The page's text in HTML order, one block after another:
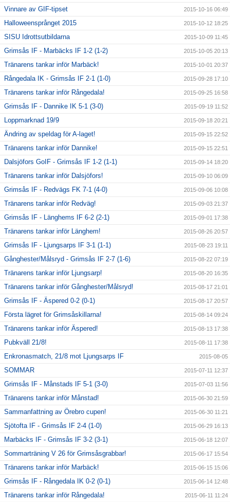
Vinnare av GIF-tipset 2015-10-16 06:49
Halloweensprånget 2015 2015-10-12 18:25
SISU Idrottsutbildarna 2015-10-09 11:45
Grimsås IF - Marbäcks IF 1-2 (1-2) 2015-10-05 20:13
Tränarens tankar inför Marbäck! 2015-10-01 20:37
Rångedala IK - Grimsås IF 2-1 (1-0) 2015-09-28 17:10
Tränarens tankar inför Rångedala! 2015-09-25 16:58
Grimsås IF - Dannike IK 5-1 (3-0) 2015-09-19 11:52
Loppmarknad 19/9 2015-09-18 20:21
Ändring av speldag för A-laget! 2015-09-15 22:52
Tränarens tankar inför Dannike! 2015-09-15 22:51
Dalsjöfors GoIF - Grimsås IF 1-2 (1-1) 2015-09-14 18:20
Tränarens tankar inför Dalsjöfors! 2015-09-10 06:09
Grimsås IF - Redvägs FK 7-1 (4-0) 2015-09-06 10:08
Tränarens tankar inför Redväg! 2015-09-03 21:37
Grimsås IF - Länghems IF 6-2 (2-1) 2015-09-01 17:38
Tränarens tankar inför Länghem! 2015-08-26 20:57
Grimsås IF - Ljungsarps IF 3-1 (1-1) 2015-08-23 19:11
Gånghester/Målsryd - Grimsås IF 2-7 (1-6) 2015-08-22 07:19
Tränarens tankar inför Ljungsarp! 2015-08-20 16:35
Tränarens tankar inför Gånghester/Målsryd! 2015-08-17 21:01
Grimsås IF - Äspered 0-2 (0-1) 2015-08-17 20:57
Första lägret för Grimsåskillarna! 2015-08-14 09:24
Tränarens tankar inför Äspered! 2015-08-13 17:38
Pubkväll 21/8! 2015-08-11 17:38
Enkronasmatch, 21/8 mot Ljungsarps IF 2015-08-05
SOMMAR 2015-07-11 12:37
Grimsås IF - Månstads IF 5-1 (3-0) 2015-07-03 11:56
Tränarens tankar inför Månstad! 2015-06-30 21:59
Sammanfattning av Örebro cupen! 2015-06-30 11:21
Sjötofta IF - Grimsås IF 2-4 (1-0) 2015-06-29 16:13
Marbäcks IF - Grimsås IF 3-2 (3-1) 2015-06-18 12:07
Sommarträning V 26 för Grimsåsgrabbar! 2015-06-17 15:54
Tränarens tankar inför Marbäck! 2015-06-15 15:06
Grimsås IF - Rångedala IK 0-2 (0-1) 2015-06-14 12:48
Tränarens tankar inför Rångedala! 2015-06-11 11:24